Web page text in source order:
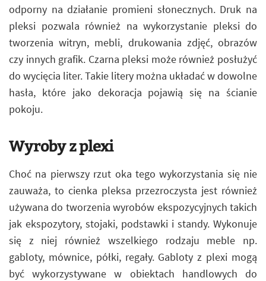
odporny na działanie promieni słonecznych. Druk na
pleksi pozwala również na wykorzystanie pleksi do
tworzenia witryn, mebli, drukowania zdjęć, obrazów
czy innych grafik. Czarna pleksi może również posłużyć
do wycięcia liter. Takie litery można układać w dowolne
hasła, które jako dekoracja pojawią się na ścianie
pokoju.
Wyroby z plexi
Choć na pierwszy rzut oka tego wykorzystania się nie
zauważa, to cienka pleksa przezroczysta jest również
używana do tworzenia wyrobów ekspozycyjnych takich
jak ekspozytory, stojaki, podstawki i standy. Wykonuje
się z niej również wszelkiego rodzaju meble np.
gabloty, mównice, półki, regały. Gabloty z plexi mogą
być wykorzystywane w obiektach handlowych do